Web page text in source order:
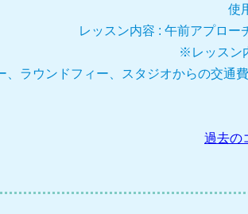
使
レッスン内容 : 午前アプロ
※レッスン
、ラウンドフィー、スタジオからの交
過去の